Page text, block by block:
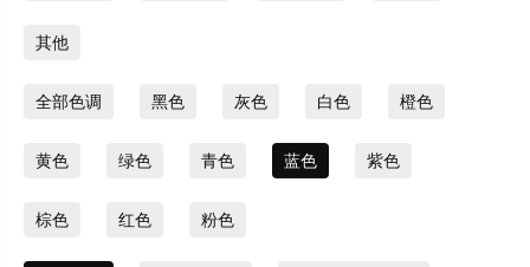
其他
全部色调 黑色 灰色 白色 橙色
黄色 绿色 青色 蓝色 紫色
棕色 红色 粉色